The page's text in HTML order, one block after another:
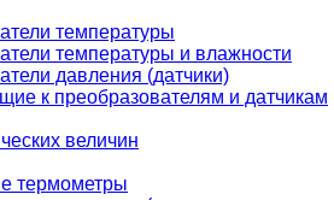
температуры
температуры и влажности
давления (датчики)
к преобразователям и датчикам
величин
термометры